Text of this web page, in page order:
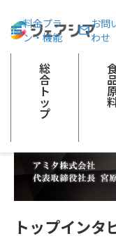
料金プラ
ン・機能
お問
わせ
総
合
ト
ッ
プ
総合トップ 記事一覧
トップイン